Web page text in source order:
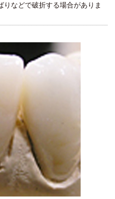
などで破折する場合がありま